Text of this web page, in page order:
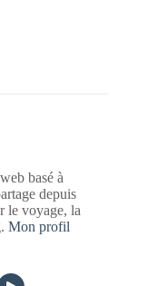
basé à
depuis
le voyage, la
Mon profil